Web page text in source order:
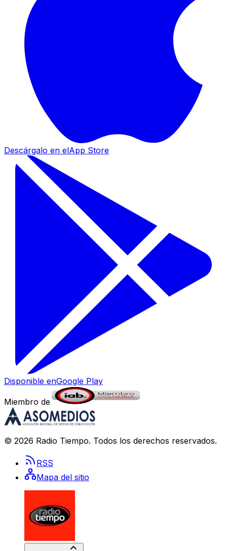
Descárgalo en elApp Store
Disponible enGoogle Play
Miembro de
© 2026 Radio Tiempo. Todos los derechos reservados.
RSS
Mapa del sitio